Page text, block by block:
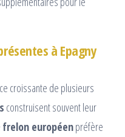
à Epagny
croissante de plusieurs
construisent souvent leur
frelon européenpréfère